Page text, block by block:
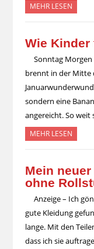
MEHR LESEN
Wie Kinder
Sonntag Morgen
brennt in der Mitte
sondern eine
angereicht. So
MEHR LESEN
Mein
ohne
Anzeige – Ich
gute Kleidung
lange. Mit den
dass ich sie